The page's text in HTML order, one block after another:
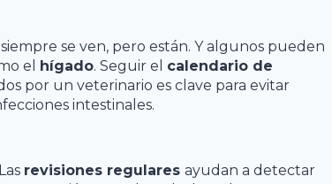
se ven, pero están. Y algunos pueden
el hígado. Seguir el calendario de
por un veterinario es clave para evitar
intestinales.
revisiones regulares ayudan a detectar